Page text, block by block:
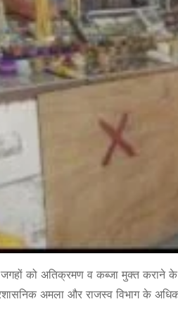
को अतिक्रमण व कब्जा मुक्त कराने के
अमला और राजस्व विभाग के